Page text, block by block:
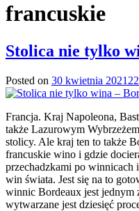
francuskie
Stolica nie tylko
Posted on 30 kwietnia 2021
Francja. Kraj Napoleona,
także Lazurowym
stolicy. Ale kraj ten to także
francuskie wino i gdzie
przechadzkami po winnicach
win świata. Jest się na to
winnic Bordeaux jest
wytwarzane jest dziesięć